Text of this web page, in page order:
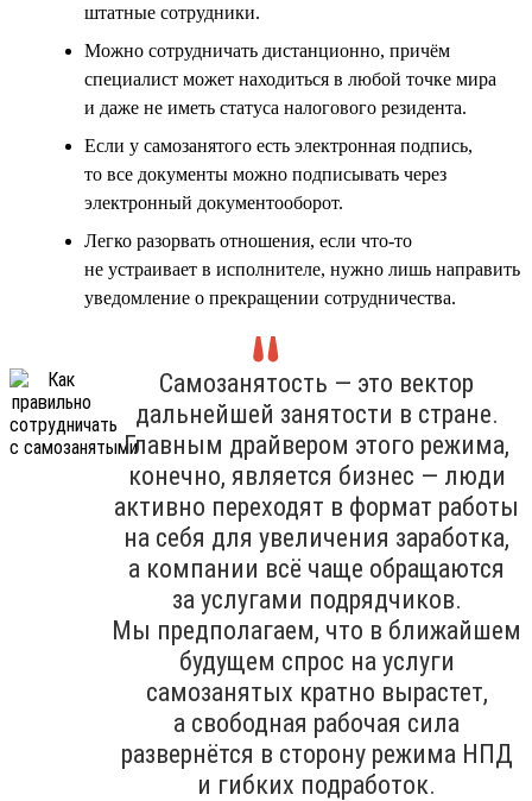
штатные сотрудники.
Можно сотрудничать дистанционно, причём
специалист может находиться в любой точке мира
и даже не иметь статуса налогового резидента.
Если у самозанятого есть электронная подпись,
то все документы можно подписывать через
электронный документооборот.
Легко разорвать отношения, если что-то
не устраивает в исполнителе, нужно лишь направить
уведомление о прекращении сотрудничества.
Самозанятость — это вектор
дальнейшей занятости в стране.
Главным драйвером этого режима,
конечно, является бизнес — люди
активно переходят в формат работы
на себя для увеличения заработка,
а компании всё чаще обращаются
за услугами подрядчиков.
Мы предполагаем, что в ближайшем
будущем спрос на услуги
самозанятых кратно вырастет,
а свободная рабочая сила
развернётся в сторону режима НПД
и гибких подработок.